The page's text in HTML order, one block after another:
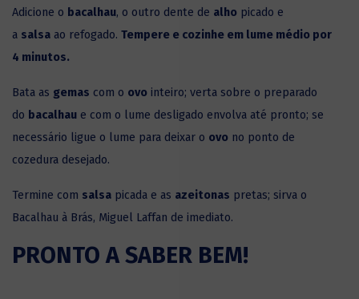
Adicione o bacalhau, o outro dente de alho picado e
a salsa ao refogado. Tempere e cozinhe em lume médio por
4 minutos.
Bata as gemas com o ovo inteiro; verta sobre o preparado
do bacalhau e com o lume desligado envolva até pronto; se
necessário ligue o lume para deixar o ovo no ponto de
cozedura desejado.
Termine com salsa picada e as azeitonas pretas; sirva o
Bacalhau à Brás, Miguel Laffan de imediato.
PRONTO A SABER BEM!